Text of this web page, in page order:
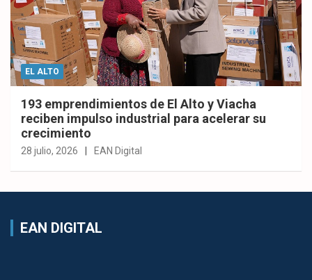
EL ALTO
193 emprendimientos de El Alto y Viacha
reciben impulso industrial para acelerar su
crecimiento
28 julio, 2026 EAN Digital
EAN DIGITAL